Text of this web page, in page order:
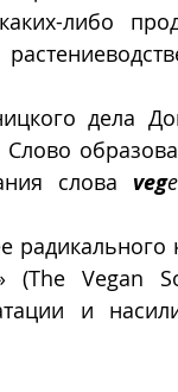
либо
дела
слова veg
радикального
(The Vegan
и